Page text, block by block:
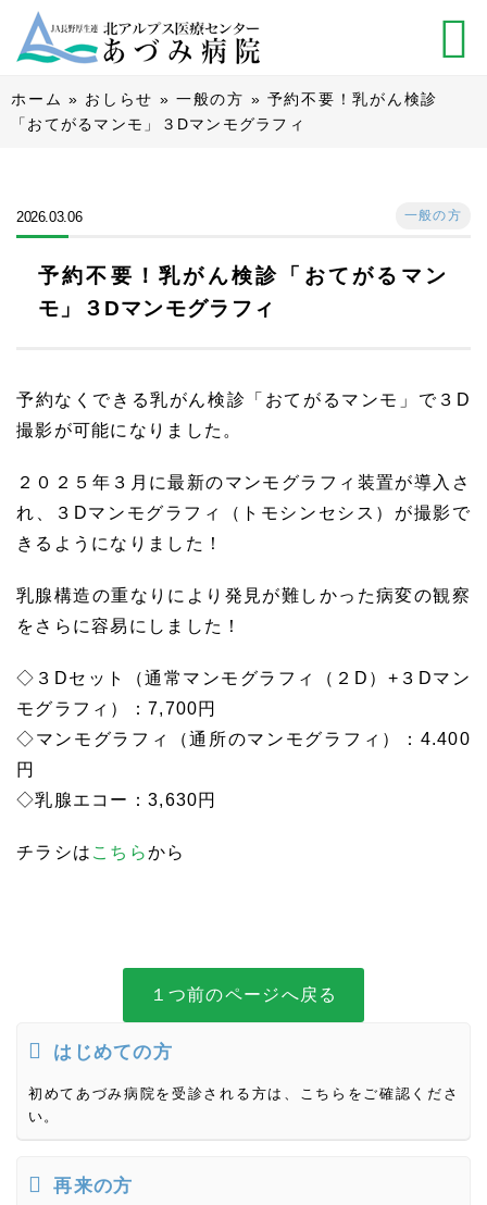
ホーム » おしらせ » 一般の方 » 予約不要！乳がん検診
「おてがるマンモ」３Dマンモグラフィ
2026.03.06 一般の方
予約不要！乳がん検診「おてがるマン
モ」３Dマンモグラフィ
予約なくできる乳がん検診「おてがるマンモ」で３D
撮影が可能になりました。
２０２５年３月に最新のマンモグラフィ装置が導入さ
れ、３Dマンモグラフィ（トモシンセシス）が撮影で
きるようになりました！
乳腺構造の重なりにより発見が難しかった病変の観察
をさらに容易にしました！
◇３Dセット（通常マンモグラフィ（２D）+３Dマン
モグラフィ）：7,700円
◇マンモグラフィ（通所のマンモグラフィ）：4.400
円
◇乳腺エコー：3,630円
チラシは こちらから
１つ前のページへ戻る
はじめての方
初めてあづみ病院を受診される方は、こちらをご確認くださ
い。
再来の方